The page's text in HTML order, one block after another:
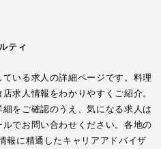
ティ
いる求人の詳細ページです。料理
求人情報をわかりやすくご紹介。
をご確認のうえ、気になる求人は
でお問い合わせください。各地の
報に精通したキャリアアドバイザ